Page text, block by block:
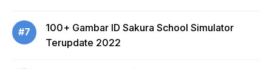
#7
100+ Gambar ID Sakura School Simulator
Terupdate 2022